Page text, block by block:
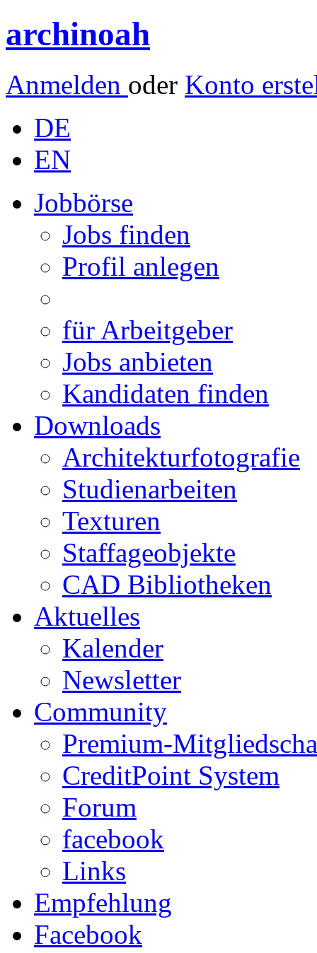
archinoah
Anmelden oder Konto
DE
EN
Jobbörse
Jobs finden
Profil anlegen
für Arbeitgeber
Jobs anbieten
Kandidaten finden
Downloads
Architekturfotografie
Studienarbeiten
Texturen
Staffageobjekte
CAD Bibliotheken
Aktuelles
Kalender
Newsletter
Community
Premium-
CreditPoint System
Forum
facebook
Links
Empfehlung
Facebook